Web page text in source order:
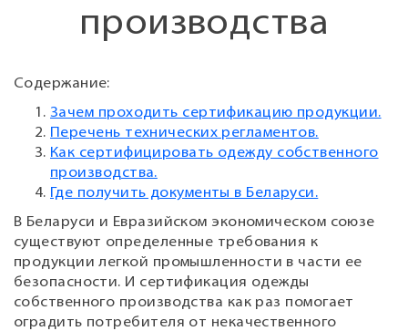
производства
Содержание:
Зачем проходить сертификацию продукции.
Перечень технических регламентов.
Как сертифицировать одежду собственного
производства.
Где получить документы в Беларуси.
В Беларуси и Евразийском экономическом союзе
существуют определенные требования к
продукции легкой промышленности в части ее
безопасности. И сертификация одежды
собственного производства как раз помогает
оградить потребителя от некачественного